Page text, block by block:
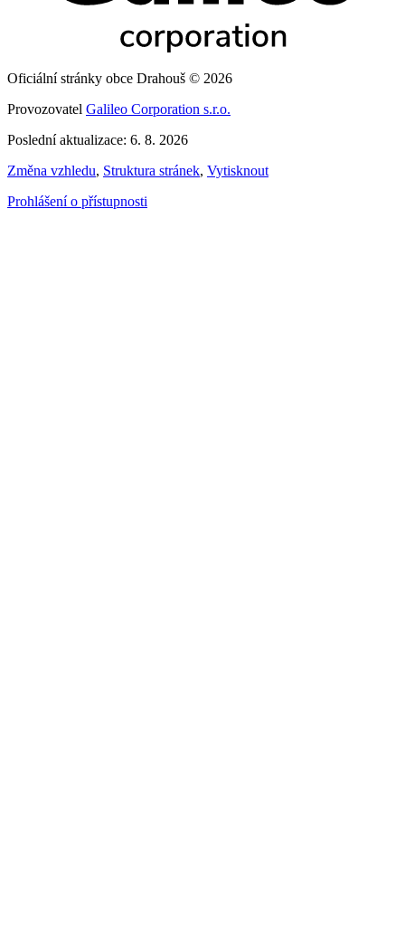
Oficiální stránky obce Drahouš © 2026
Provozovatel Galileo Corporation s.r.o.
Poslední aktualizace: 6. 8. 2026
Změna vzhledu, Struktura stránek, Vytisknout
Prohlášení o přístupnosti